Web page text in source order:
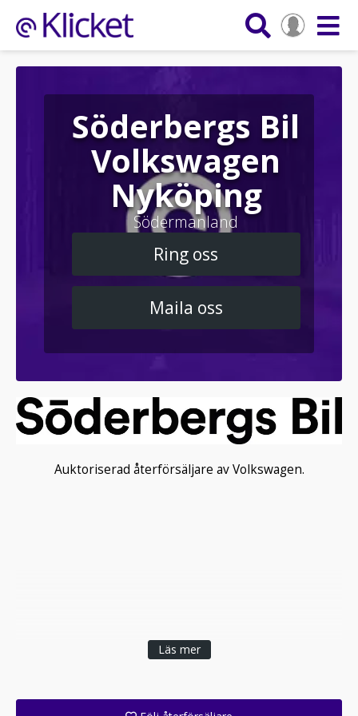
Söderbergs Bil
Volkswagen
Nyköping
Södermanland
Ring oss
Maila oss
Auktoriserad återförsäljare av Volkswagen.
Läs mer